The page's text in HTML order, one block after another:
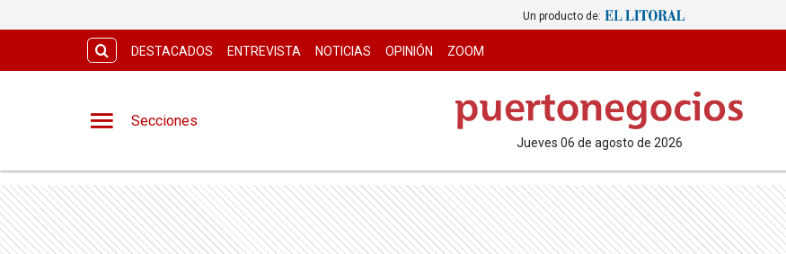
Un producto de:
DESTACADOS ENTREVISTA NOTICIAS OPINIÓN ZOOM
Secciones
jueves 06 de agosto de 2026